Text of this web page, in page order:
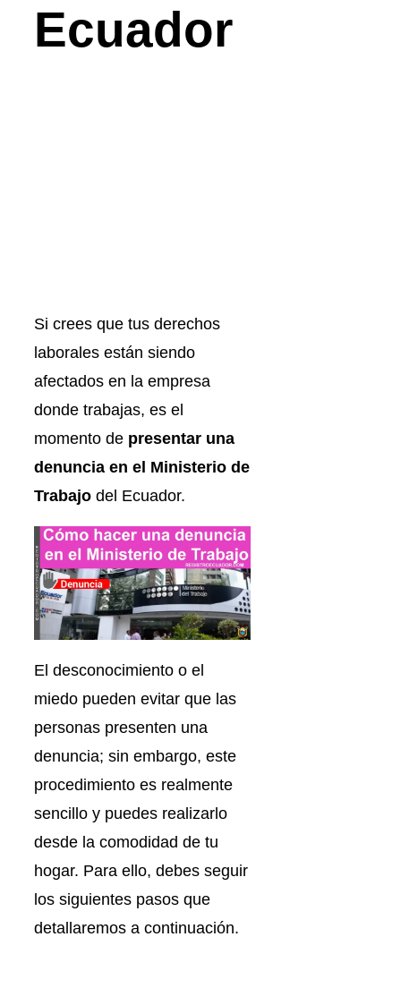
Ecuador
Si crees que tus derechos
laborales están siendo
afectados en la empresa
donde trabajas, es el
momento de presentar una
denuncia en el Ministerio de
Trabajo del Ecuador.
El desconocimiento o el
miedo pueden evitar que las
personas presenten una
denuncia; sin embargo, este
procedimiento es realmente
sencillo y puedes realizarlo
desde la comodidad de tu
hogar. Para ello, debes seguir
los siguientes pasos que
detallaremos a continuación.